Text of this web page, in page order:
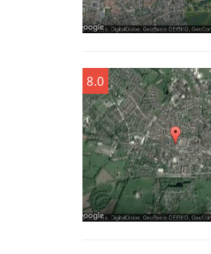
8.0